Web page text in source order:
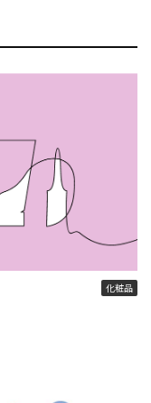
化粧品